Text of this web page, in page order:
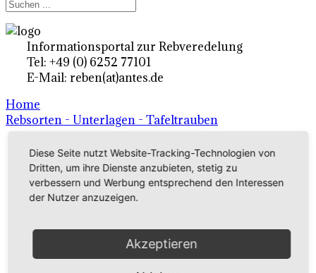
Informationsportal zur Rebveredelung
Tel: +49 (0) 6252 77101
E-Mail: reben(at)antes.de
Home
Rebsorten - Unterlagen - Tafeltrauben
Ertragsrebsorten A-Z
in Deutschland
Rebsorten international
externe Links
Diese Seite nutzt Website-Tracking-Technologien von
Dritten, um ihre Dienste anzubieten, stetig zu
verbessern und Werbung entsprechend den Interessen
der Nutzer anzuzeigen.
Akzeptieren